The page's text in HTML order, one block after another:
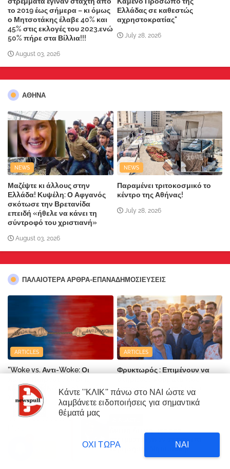
το 2019 έως σήμερα – κι όμως
ο Μητσοτάκης έλαβε 40% και
45% στις εκλογές του 2023,ενώ
50% πήρε στα Βίλλια!!!
August 03, 2026
Ελλάδας σε καθεστώς
αχρηστοκρατίας"
July 28, 2026
ΑΘΗΝΑ
NEWS
Μαζέψτε κι άλλους στην
Ελλάδα! Κυψέλη: Ο Αφγανός
σκότωσε την Βρετανίδα
επειδή «ήθελε να κάνει τη
σύντροφό του χριστιανή»
August 03, 2026
NEWS
Παραμένει τριτοκοσμικό το
κέντρο της Αθήνας!
July 28, 2026
ΠΑΛΑΙΟΤΕΡΑ ΑΡΘΡΑ-ΕΠΑΝΑΔΗΜΟΣΙΕΥΣΕΙΣ
ARTICLES
"Woke vs. Αντι-Woke: Οι
Μάχης στη Νέα Ιδεολογική
Σύγκρουση"
February 23, 2025
ARTICLES
Φρυκτωρός : Επιμένουν να
εκπροσωπούν τη "woke
ατζέντα" οι Έλληνες!
στρέμματα έγιναν στάχτη επι
κυβέρνησης Μητσοτάκη!
Our website uses cookies to enhance your experience.
Κάντε ''ΚΛΙΚ'' πάνω στο ΝΑΙ ώστε να
λαμβάνετε ειδοποιήσεις για σημαντικά
θέματά μας
ΝΑΙ
ΟΧΙ ΤΩΡΑ